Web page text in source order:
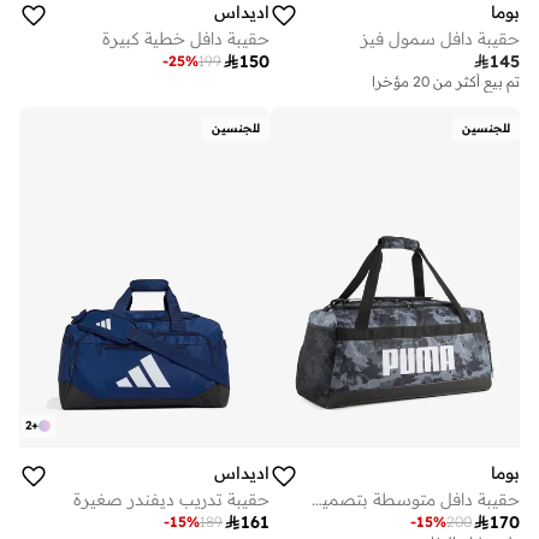
بوما
حقيبة دافل سمول فيز
145
تم بيع أكثر من 20 مؤخرا
اديداس
حقيبة دافل خطية كبيرة
150
199
-25%
للجنسين
بوما
حقيبة دافل متوسطة بتصميم تشالنجر
170
200
-15%
للجنسين
+
2
اديداس
حقيبة تدريب ديفندر صغيرة
161
189
-15%